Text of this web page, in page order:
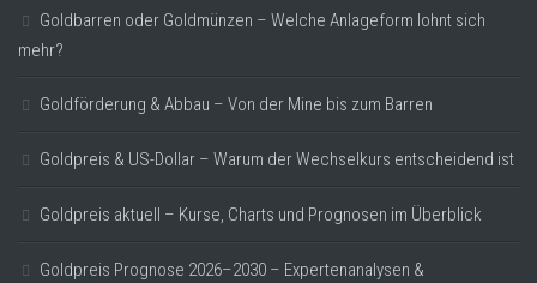
Goldbarren oder Goldmünzen – Welche Anlageform lohnt sich
mehr?
Goldförderung & Abbau – Von der Mine bis zum Barren
Goldpreis & US-Dollar – Warum der Wechselkurs entscheidend ist
Goldpreis aktuell – Kurse, Charts und Prognosen im Überblick
Goldpreis Prognose 2026–2030 – Expertenanalysen &